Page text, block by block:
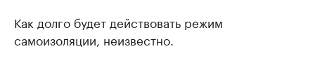
Как долго будет действовать режим
самоизоляции, неизвестно.